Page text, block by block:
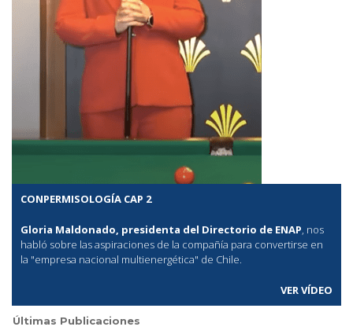
CONPERMISOLOGÍA CAP 2
Gloria Maldonado, presidenta del Directorio de ENAP , nos
habló sobre las aspiraciones de la compañía para convertirse en
la "empresa nacional multienergética" de Chile.
VER VÍDEO
Últimas Publicaciones